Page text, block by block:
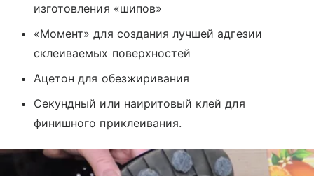
изготовления «шипов»
«Момент» для создания лучшей адгезии
склеиваемых поверхностей
Ацетон для обезжиривания
Секундный или наиритовый клей для
финишного приклеивания.